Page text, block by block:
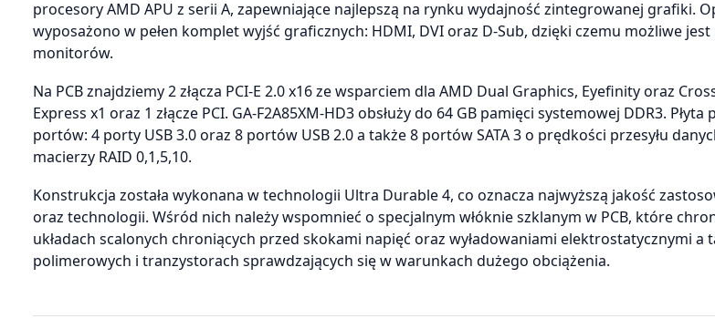
procesory AMD APU z serii A, zapewniające najlepszą na rynku wydajność zintegrowanej grafiki.
wyposażono w pełen komplet wyjść graficznych: HDMI, DVI oraz D-Sub, dzięki czemu możliwe jest
monitorów.
Na PCB znajdziemy 2 złącza PCI-E 2.0 x16 ze wsparciem dla AMD Dual Graphics, Eyefinity oraz
Express x1 oraz 1 złącze PCI. GA-F2A85XM-HD3 obsłuży do 64 GB pamięci systemowej DDR3.
portów: 4 porty USB 3.0 oraz 8 portów USB 2.0 a także 8 portów SATA 3 o prędkości przesyłu
macierzy RAID 0,1,5,10.
Konstrukcja została wykonana w technologii Ultra Durable 4, co oznacza najwyższą jakość
oraz technologii. Wśród nich należy wspomnieć o specjalnym włóknie szklanym w PCB, które
układach scalonych chroniących przed skokami napięć oraz wyładowaniami elektrostatycznymi a
polimerowych i tranzystorach sprawdzających się w warunkach dużego obciążenia.